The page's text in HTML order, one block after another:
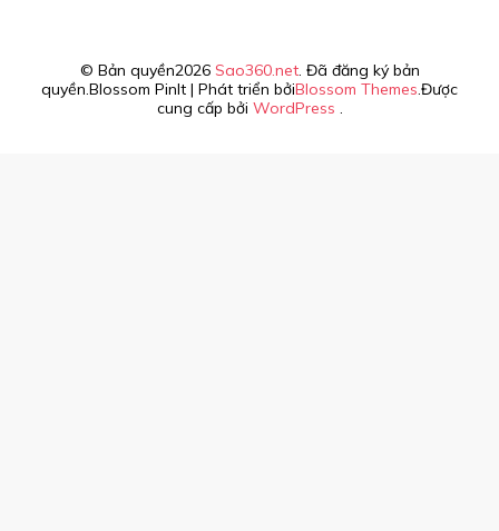
© Bản quyền2026 Sao360.net. Đã đăng ký bản
quyền. Blossom PinIt | Phát triển bởiBlossom Themes .Được
cung cấp bởi WordPress